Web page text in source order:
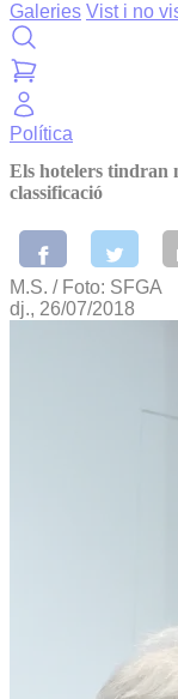
Galeries Vist i no
Política
Els hotelers tindran
classificació
M.S. / Foto: SFGA
dj., 26/07/2018